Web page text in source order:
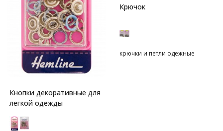
Кнопки декоративные для
легкой одежды
Крючок
крючки и петли одежные